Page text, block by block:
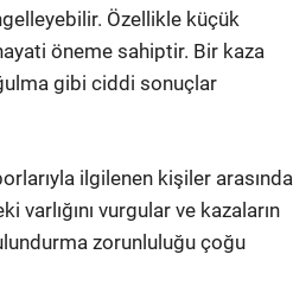
Özellikle küçük
öneme sahiptir. Bir kaza
gibi ciddi sonuçlar
ilgilenen kişiler arasında
varlığını vurgular ve kazaların
zorunluluğu çoğu